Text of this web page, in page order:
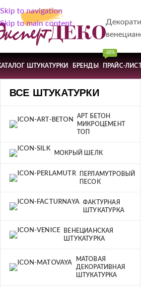
Skip to navigation
Skip to main content
ШТУКАТУРКИ БРЕНДЫ ПРАЙС-
-20%
ВСЕ ШТУКАТУРКИ
АРТ БЕТОН
МИКРОЦЕМЕНТ
ТОП
МОКРЫЙ ШЕЛК
ПЕРЛАМУТРОВЫЙ
ПЕСОК
ФАКТУРНАЯ
ШТУКАТУРКА
ВЕНЕЦИАНСКАЯ
ШТУКАТУРКА
МАТОВАЯ
ДЕКОРАТИВНАЯ
ШТУКАТУРКА